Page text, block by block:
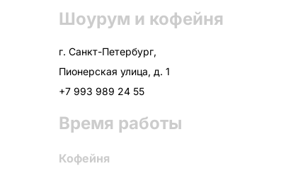
Шоурум и кофейня
г. Санкт-Петербург,
Пионерская улица, д. 1
+7 993 989 24 55
Время работы
Кофейня